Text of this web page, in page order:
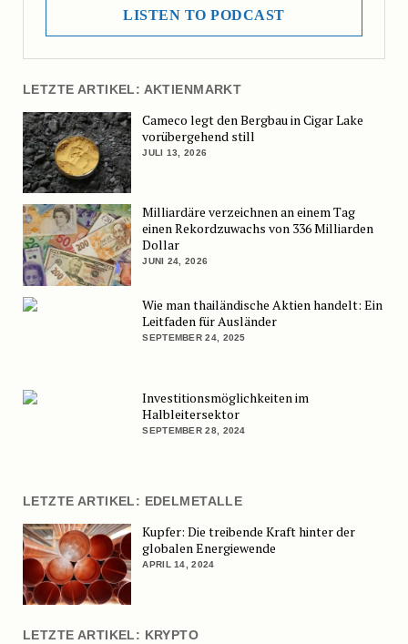
LISTEN TO PODCAST
LETZTE ARTIKEL: AKTIENMARKT
Cameco legt den Bergbau in Cigar Lake
vorübergehend still
JULI 13, 2026
Milliardäre verzeichnen an einem Tag
einen Rekordzuwachs von 336 Milliarden
Dollar
JUNI 24, 2026
Wie man thailändische Aktien handelt: Ein
Leitfaden für Ausländer
SEPTEMBER 24, 2025
Investitionsmöglichkeiten im
Halbleitersektor
SEPTEMBER 28, 2024
LETZTE ARTIKEL: EDELMETALLE
Kupfer: Die treibende Kraft hinter der
globalen Energiewende
APRIL 14, 2024
LETZTE ARTIKEL: KRYPTO